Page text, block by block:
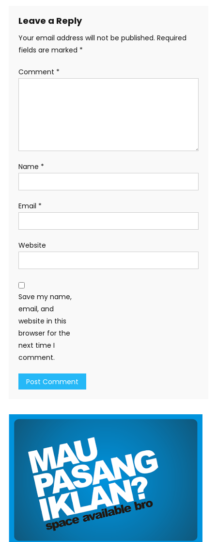
Leave a Reply
Your email address will not be published. Required
fields are marked *
Comment *
Name *
Email *
Website
Save my name,
email, and
website in this
browser for the
next time I
comment.